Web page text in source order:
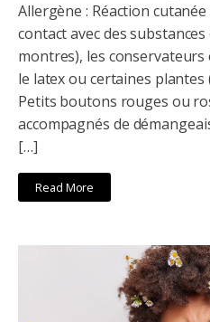
Allergène : Réaction
contact avec des
montres), les
le latex ou certaines plantes
Petits boutons rouges ou
accompagnés de
[…]
Read More